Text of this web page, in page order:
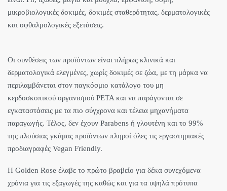
μικροβιολογικές δοκιμές, δοκιμές σταθερότητας, δερματολογικές
και οφθαλμολογικές εξετάσεις.
Οι συνθέσεις των προϊόντων είναι πλήρως κλινικά και
δερματολογικά ελεγμένες, χωρίς δοκιμές σε ζώα, με τη μάρκα να
περιλαμβάνεται στον παγκόσμιο κατάλογο του μη
κερδοσκοπικού οργανισμού PETA και να παράγονται σε
εγκαταστάσεις με τα πιο σύγχρονα και τέλεια μηχανήματα
παραγωγής. Τέλος, δεν έχουν Parabens ή γλουτένη και το 99%
της πλούσιας γκάμας προϊόντων πληροί όλες τις εργαστηριακές
προδιαγραφές Vegan Friendly.
Η Golden Rose έλαβε το πρώτο βραβείο για δέκα συνεχόμενα
χρόνια για τις εξαγωγές της καθώς και για τα υψηλά πρότυπα